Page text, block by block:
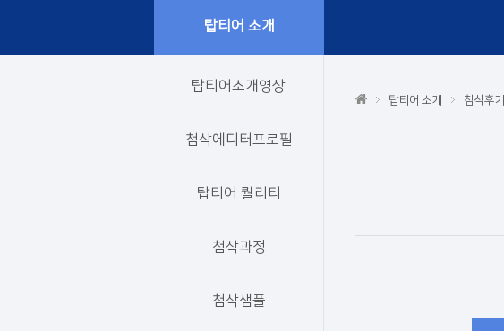
탑티어 소개
탑티어소개영상
첨삭에디터프로필
탑티어 퀄리티
첨삭과정
첨삭샘플
탑티어 소개 첨삭후기